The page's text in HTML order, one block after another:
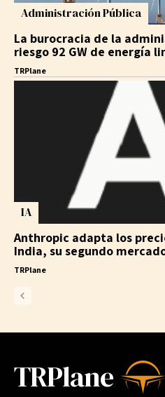
Administración Pública
La burocracia de la
riesgo 92 GW de energía
TRPlane
IA
Anthropic adapta los
India, su segundo
TRPlane
TRPlane